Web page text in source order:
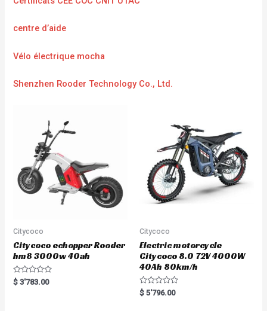
centre d’aide
Vélo électrique mocha
Shenzhen Rooder Technology Co., Ltd.
Citycoco
Citycoco echopper Rooder
hm8 3000w 40ah
R
a
$ 3'783.00
Citycoco
Electric motorcycle
Citycoco 8.0 72V 4000W
40Ah 80km/h
R
a
$ 5'796.00